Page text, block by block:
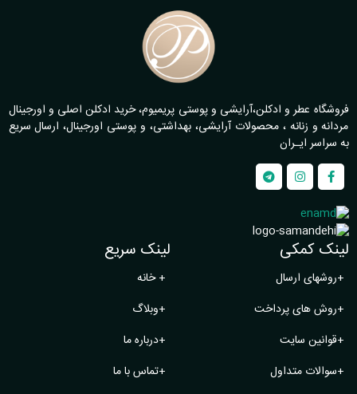
فروشگاه عطر و ادکلن،آرایشی و پوستی پریمیوم، خرید ادکلن اصلی و اورجینال
مردانه و زنانه ، محصولات آرایشی، بهداشتی، و پوستی اورجینال، ارسال سریع
به سراسر ایـران
لینک کمکی
+روشهای ارسال
+روش های پرداخت
+قوانین سایت
+سوالات متداول
لینک سریع
+خانه
+وبلاگ
+درباره ما
+تماس با ما